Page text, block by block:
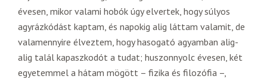
évesen, mikor valami hobók úgy elvertek, hogy súlyos
agyrázkódást kaptam, és napokig alig láttam valamit, de
valamennyire élveztem, hogy hasogató agyamban alig-
alig talál kapaszkodót a tudat; huszonnyolc évesen, két
egyetemmel a hátam mögött – fizika és filozófia –,